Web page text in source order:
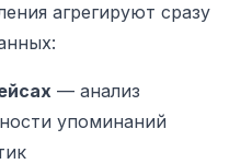
агрегируют сразу
— анализ
упоминаний